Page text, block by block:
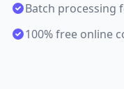
Batch processing
100% free online